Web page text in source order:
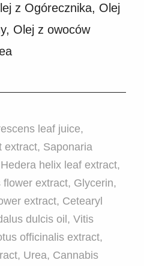
z Ogórecznika, Olej
Olej z owoców
leaf juice,
extract, Saponaria
helix leaf extract,
extract, Glycerin,
extract, Cetearyl
dulcis oil, Vitis
officinalis extract,
Urea, Cannabis